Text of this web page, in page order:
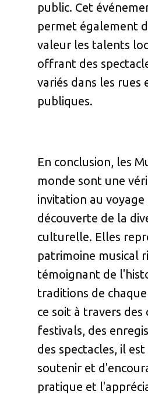
public. Cet
permet également
valeur les talents
offrant des
variés dans les rues
publiques.
En conclusion, les
monde sont une
invitation au voyage
découverte de la
culturelle. Elles
patrimoine musical
témoignant de
traditions de
ce soit à travers des
festivals, des
des spectacles, il
soutenir et
pratique et